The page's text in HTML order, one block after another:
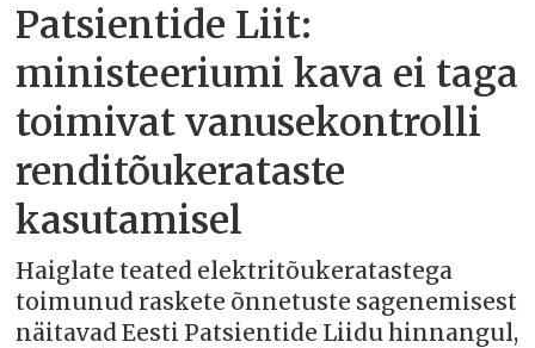
Patsientide Liit:
ministeeriumi kava ei taga
toimivat vanusekontrolli
renditõukerataste
kasutamisel
Haiglate teated elektritõukeratastega
toimunud raskete õnnetuste sagenemisest
näitavad Eesti Patsientide Liidu hinnangul,